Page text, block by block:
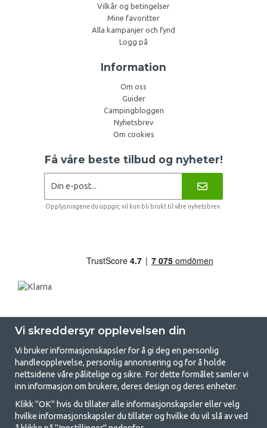
Vilkår og betingelser
Mine favoritter
Alla kampanjer och fynd
Logg på
Information
Om oss
Guider
Campingbloggen
Nyhetsbrev
Om cookies
Få våre beste tilbud og nyheter!
Opplysningene du oppgir, vil kun bli brukt til våre nyhetsbrev.
GetCamping - Din butikk for camping
og friluftsliv
Camping kan enten være en livsstil eller en måte å samle familien for et
Vi skreddersyr opplevelsen din
Vi bruker informasjonskapsler for å gi deg en personlig
handleopplevelse, personlig annonsering og for å holde
nettsidene våre pålitelige og sikre. For dette formålet samler vi
inn informasjon om brukere, deres design og deres enheter.
Klikk "OK" hvis du tillater alle informasjonskapsler eller velg
hvilke informasjonskapsler du tillater og hvilke du vil slå av ved